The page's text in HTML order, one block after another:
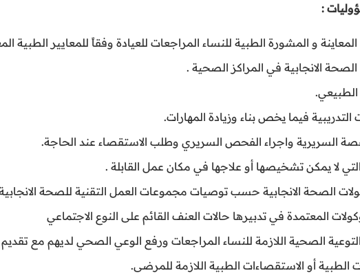
:
و المشورة الطبية للنساء المراجعات للعيادة وفقاً للمعايير الطبية
الانجابية في المراكز الصحية .
الطبيعي.
فيما يخص بناء وزيادة المهارات.
السريرية واجراء الفحص السريري وطلب الاستقصاء عند الحاجة.
التي لا يمكن تشخيصها أو علاجها في مكان عمل القابلة .
الصحة الانجابية حسب توصيات مجموعات العمل التقنية للصحة
المعتمدة في تدبيرها حالات العنف القائم على النوع الاجتماعي
الصحية اللازمة للنساء المراجعات ورفع الوعي الصحي لديهم مع
الطبية أو الاستقصاءات الطبية اللازمة للمرضى.